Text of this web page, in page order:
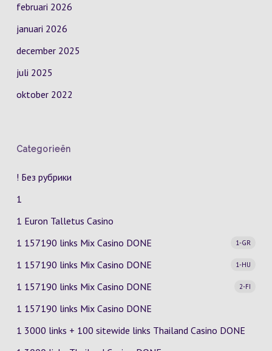
februari 2026
januari 2026
december 2025
juli 2025
oktober 2022
Categorieën
! Без рубрики
1
1 Euron Talletus Casino
1 157190 links Mix Casino
1-GR
DONE
1 157190 links Mix Casino
1-HU
DONE
1 157190 links Mix Casino
2-FI
DONE
1 157190 links Mix Casino DONE
1 3000 links + 100 sitewide links Thailand Casino DONE